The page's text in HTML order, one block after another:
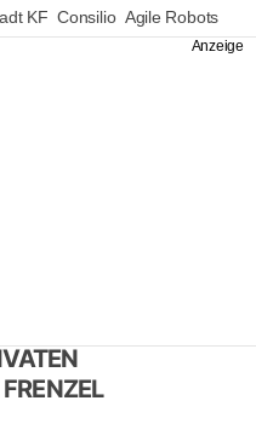
KF Consilio Agile Robots